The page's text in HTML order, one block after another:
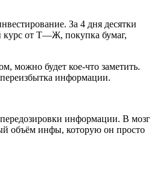
За 4 дня десятки
курс от Т—Ж, покупка бумаг,
можно будет кое-что заметить.
информации.
информации. В мозг
объём инфы, которую он просто